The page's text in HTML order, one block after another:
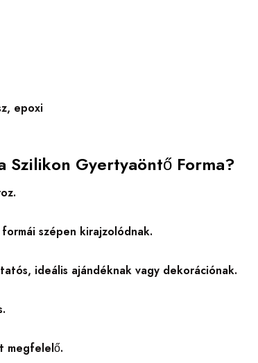
epoxi
Szilikon Gyertyaöntő Forma?
szépen kirajzolódnak.
ideális ajándéknak vagy dekorációnak.
megfelelő.